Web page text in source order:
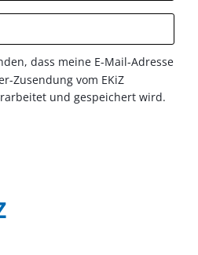
dass meine E-Mail-Adresse
Zusendung vom EKiZ
und gespeichert wird.